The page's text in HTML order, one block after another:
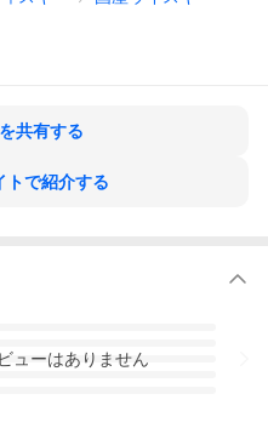
ちつつ、飲みやすいバランス
たいウイスキー初心者の方に
を信念に掲げ、伝統と革新を
い分けることで、多彩な原酒
実現しています。
、そして職人の情熱が詰まっ
指しています。
共有する
トで紹介する
ューはありません